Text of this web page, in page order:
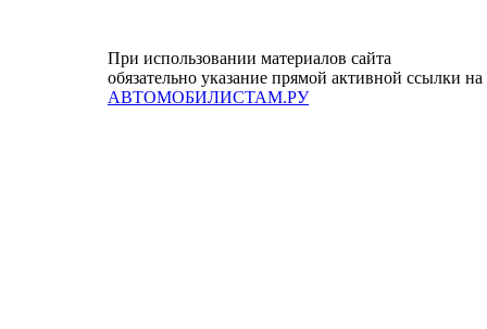
При использовании материалов сайта
обязательно указание прямой активной ссылки на
АВТОМОБИЛИСТАМ.РУ